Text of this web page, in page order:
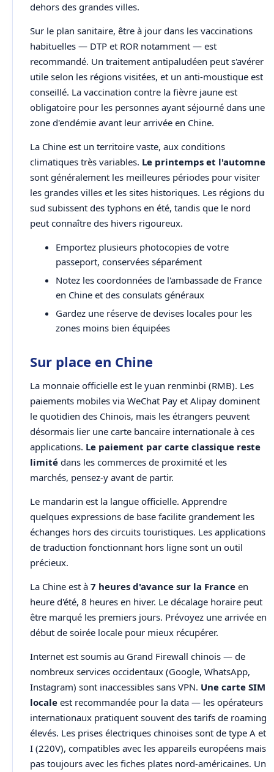
dehors des grandes villes.
Sur le plan sanitaire, être à jour dans les vaccinations
habituelles — DTP et ROR notamment — est
recommandé. Un traitement antipaludéen peut s'avérer
utile selon les régions visitées, et un anti-moustique est
conseillé. La vaccination contre la fièvre jaune est
obligatoire pour les personnes ayant séjourné dans une
zone d'endémie avant leur arrivée en Chine.
La Chine est un territoire vaste, aux conditions
climatiques très variables. Le printemps et l'automne
sont généralement les meilleures périodes pour visiter
les grandes villes et les sites historiques. Les régions du
sud subissent des typhons en été, tandis que le nord
peut connaître des hivers rigoureux.
Emportez plusieurs photocopies de votre
passeport, conservées séparément
Notez les coordonnées de l'ambassade de France
en Chine et des consulats généraux
Gardez une réserve de devises locales pour les
zones moins bien équipées
Sur place en Chine
La monnaie officielle est le yuan renminbi (RMB). Les
paiements mobiles via WeChat Pay et Alipay dominent
le quotidien des Chinois, mais les étrangers peuvent
désormais lier une carte bancaire internationale à ces
applications. Le paiement par carte classique reste
limité dans les commerces de proximité et les
marchés, pensez-y avant de partir.
Le mandarin est la langue officielle. Apprendre
quelques expressions de base facilite grandement les
échanges hors des circuits touristiques. Les applications
de traduction fonctionnant hors ligne sont un outil
précieux.
La Chine est à 7 heures d'avance sur la France en
heure d'été, 8 heures en hiver. Le décalage horaire peut
être marqué les premiers jours. Prévoyez une arrivée en
début de soirée locale pour mieux récupérer.
Internet est soumis au Grand Firewall chinois — de
nombreux services occidentaux (Google, WhatsApp,
Instagram) sont inaccessibles sans VPN. Une carte SIM
locale est recommandée pour la data — les opérateurs
internationaux pratiquent souvent des tarifs de roaming
élevés. Les prises électriques chinoises sont de type A et
I (220V), compatibles avec les appareils européens mais
pas toujours avec les fiches plates nord-américaines. Un